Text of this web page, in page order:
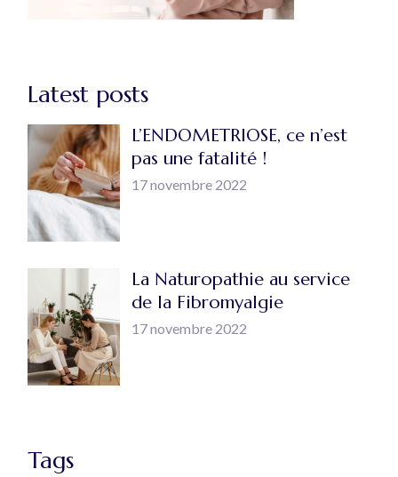
Latest posts
L’ENDOMETRIOSE, ce n’est
pas une fatalité !
17 novembre 2022
La Naturopathie au service
de la Fibromyalgie
17 novembre 2022
Tags